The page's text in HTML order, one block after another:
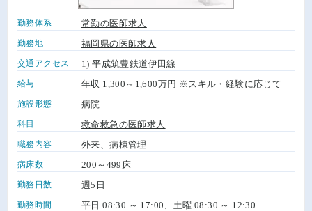
勤務体系 常勤の医師求人
勤務地 福岡県の医師求人
交通アクセス 1) 平成筑豊鉄道伊田線
給与 年収 1,300～1,600万円 ※スキル・経験に応じて
施設形態 病院
科目 救命救急の医師求人
職務内容 外来、病棟管理
病床数 200～499床
勤務日数 週5日
勤務時間 平日 08:30 ～ 17:00、土曜 08:30 ～ 12:30